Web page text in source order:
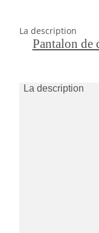
La description
Pantalon de
La description